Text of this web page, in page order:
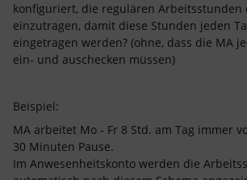
konfiguriert, die regulären Arbeitsstunden
einzutragen, damit diese Stunden jeden
eingetragen werden? (ohne, dass die MA
ein- und auschecken müssen)
Beispiel:
MA arbeitet Mo - Fr 8 Std. am Tag immer
30 Minuten Pause.
Im Anwesenheitskonto werden die